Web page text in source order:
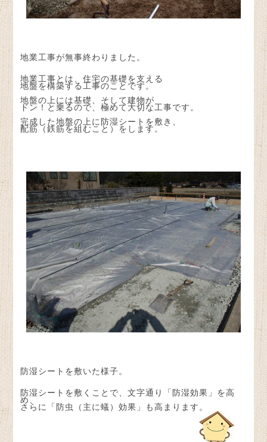
地業工事が無事終わりました。
地業工事とは、住宅の基礎を支える
地盤を構築する工事のことです。
地盤の上には基礎、そして建物が
ドン！と乗るので、極めて大切な工事です。
完成した地盤の上に防湿シートを敷き、
配筋（鉄筋を組むこと）をします。
防湿シートを敷いた様子。
防湿シートを敷くことで、文字通り「防湿効果」を高
め、
さらに「防虫（主に蟻）効果」も高まります。